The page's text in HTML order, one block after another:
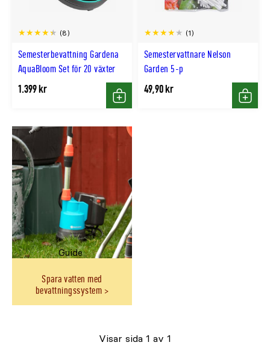
Semesterbevattning Gardena
AquaBloom Set för 20 växter
(8)
1.399 kr
Köp
Semestervattnare Nelson
Garden 5-p
(1)
49,90 kr
Köp
Guide
Spara vatten med
bevattningssystem
Visar sida 1 av 1